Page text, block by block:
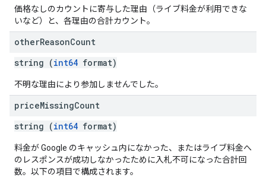
価格なしのカウントに寄与した理由（ライブ料金が利用できな
いなど）と、各理由の合計カウント。
otherReasonCount
string (int64 format)
不明な理由により参加しませんでした。
priceMissingCount
string (int64 format)
料金が Google のキャッシュ内になかった、またはライブ料金へ
のレスポンスが成功しなかったために入札不可になった合計回
数。以下の項目で構成されます。